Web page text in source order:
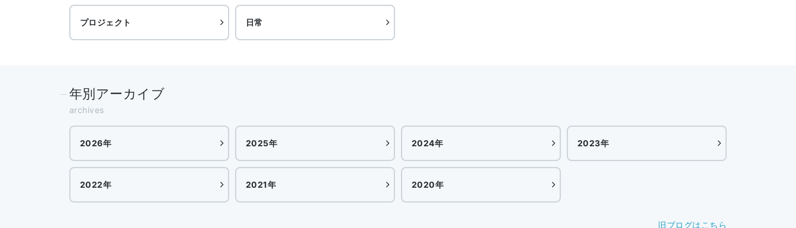
プロジェクト 日常
年別アーカイブ
archives
2026年 2025年 2024年 2023年
2022年 2021年 2020年
旧ブログはこちら